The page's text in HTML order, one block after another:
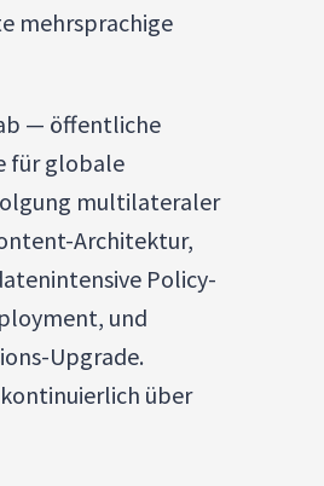
mehrsprachige
— öffentliche
für globale
multilateraler
Architektur,
Policy-
und
Upgrade.
über